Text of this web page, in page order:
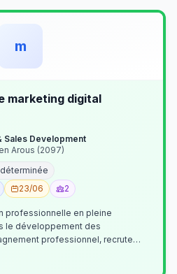
m
marketing digital
Sales Development
Arous (2097)
23/06 2
professionnelle en pleine
le développement des
professionnel, recrute